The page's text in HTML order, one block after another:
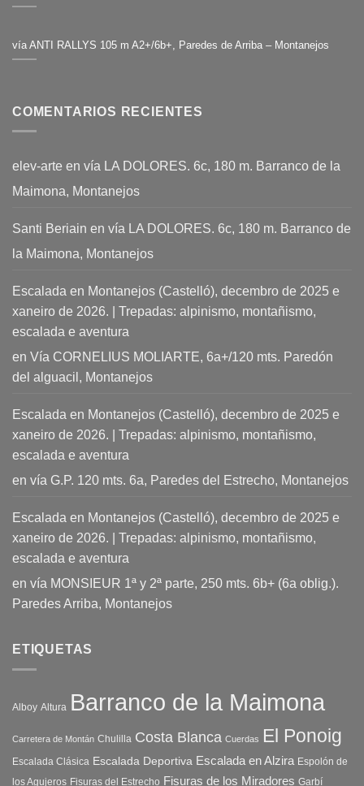
vía ANTI RALLYS 105 m A2+/6b+, Paredes de Arriba – Montanejos
COMENTARIOS RECIENTES
elev-arte en vía LA DOLORES. 6c, 180 m. Barranco de la
Maimona, Montanejos
Santi Beriain en vía LA DOLORES. 6c, 180 m. Barranco de
la Maimona, Montanejos
Escalada en Montanejos (Castelló), decembro de 2025 e
xaneiro de 2026. | Trepadas: alpinismo, montañismo,
escalada e aventura
en Vía CORNELIUS MOLIARTE, 6a+/120 mts. Paredón
del alguacil, Montanejos
Escalada en Montanejos (Castelló), decembro de 2025 e
xaneiro de 2026. | Trepadas: alpinismo, montañismo,
escalada e aventura
en vía G.P. 120 mts. 6a, Paredes del Estrecho, Montanejos
Escalada en Montanejos (Castelló), decembro de 2025 e
xaneiro de 2026. | Trepadas: alpinismo, montañismo,
escalada e aventura
en vía MONSIEUR 1ª y 2ª parte, 250 mts. 6b+ (6a oblig.).
Paredes Arriba, Montanejos
ETIQUETAS
Alboy Altura Barranco de la Maimona
Carretera de Montán Chulilla Costa Blanca Cuerdas El Ponoig
Escalada Clásica Escalada Deportiva Escalada en Alzira Espolón de
los Agujeros Fisuras del Estrecho Fisuras de los Miradores Garbí